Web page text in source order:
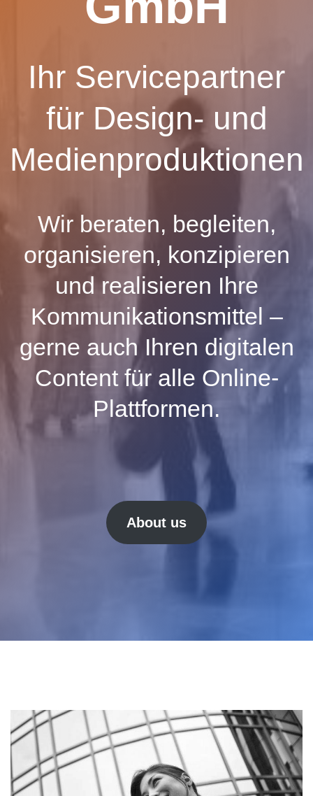
Ihr Servicepartner
für Design- und
Medienproduktionen
Wir beraten, begleiten,
organisieren, konzipieren
und realisieren Ihre
Kommunikationsmittel –
gerne auch Ihren digitalen
Content für alle Online-
Plattformen.
About us